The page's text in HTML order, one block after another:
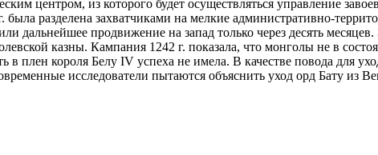
центром, из которого будет осуществляться управление
разделена захватчиками на мелкие административно-
дальнейшее продвижение на запад только через десять
казны. Кампания 1242 г. показала, что монголы не в
плен короля Белу IV успеха не имела. В качестве повода для
исследователи пытаются объяснить уход орд Бату из